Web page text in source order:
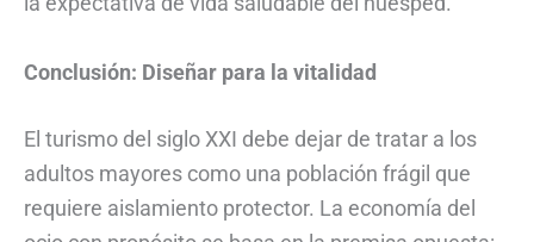
Conclusión: Diseñar para la vitalidad
El turismo del siglo XXI debe dejar de tratar a los
adultos mayores como una población frágil que
requiere aislamiento protector. La economía del